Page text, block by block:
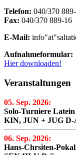
Telefon: 040/370
Fax: 040/370 889-16
E-Mail:
Aufnahmeformular:
Hier downloaden!
Veranstaltungen
05. Sep. 2026:
Solo-Turniere
KIN, JUN + JUG D-
06. Sep. 2026:
Hans-Chrsiten-Pokal